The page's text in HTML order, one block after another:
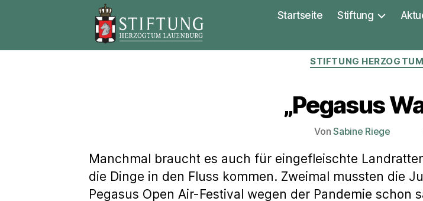
Stiftung
Startseite Stiftung
STIFTUNG
„Pegasus
Beitragsautor
VonSabine Riege
Manchmal braucht es auch für eingefleischte
die Dinge in den Fluss kommen. Zweimal mussten die
Pegasus Open Air-Festival wegen der Pandemie